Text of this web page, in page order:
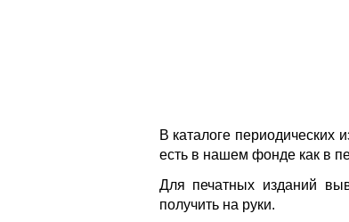
В каталоге периодических
есть в нашем фонде как в
Для печатных изданий
получить на руки.